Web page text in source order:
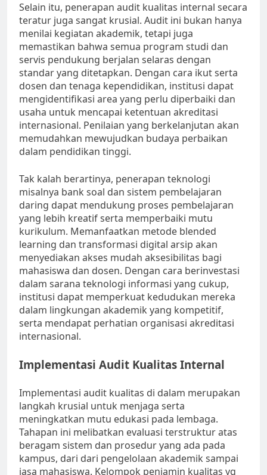
Selain itu, penerapan audit kualitas internal secara
teratur juga sangat krusial. Audit ini bukan hanya
menilai kegiatan akademik, tetapi juga
memastikan bahwa semua program studi dan
servis pendukung berjalan selaras dengan
standar yang ditetapkan. Dengan cara ikut serta
dosen dan tenaga kependidikan, institusi dapat
mengidentifikasi area yang perlu diperbaiki dan
usaha untuk mencapai ketentuan akreditasi
internasional. Penilaian yang berkelanjutan akan
memudahkan mewujudkan budaya perbaikan
dalam pendidikan tinggi.
Tak kalah berartinya, penerapan teknologi
misalnya bank soal dan sistem pembelajaran
daring dapat mendukung proses pembelajaran
yang lebih kreatif serta memperbaiki mutu
kurikulum. Memanfaatkan metode blended
learning dan transformasi digital arsip akan
menyediakan akses mudah aksesibilitas bagi
mahasiswa dan dosen. Dengan cara berinvestasi
dalam sarana teknologi informasi yang cukup,
institusi dapat memperkuat kedudukan mereka
dalam lingkungan akademik yang kompetitif,
serta mendapat perhatian organisasi akreditasi
internasional.
Implementasi Audit Kualitas Internal
Implementasi audit kualitas di dalam merupakan
langkah krusial untuk menjaga serta
meningkatkan mutu edukasi pada lembaga.
Tahapan ini melibatkan evaluasi terstruktur atas
beragam sistem dan prosedur yang ada pada
kampus, dari dari pengelolaan akademik sampai
jasa mahasiswa. Kelompok penjamin kualitas yg